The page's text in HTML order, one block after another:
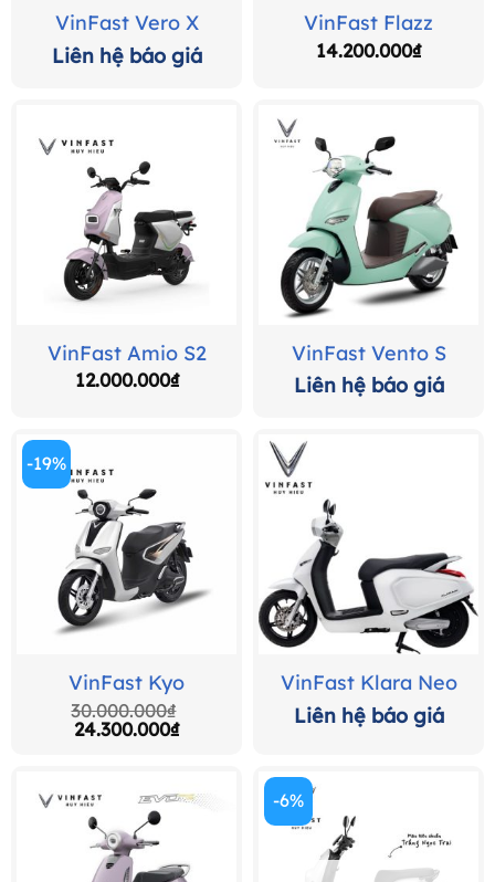
VinFast Vero X VinFast Flazz
14.200.000₫
VinFast Amio S2
12.000.000₫
VinFast Vento S
-19%
VinFast Kyo
30.000.000₫
Giá
24.300.000₫Giá
24.300.000₫.
VinFast Klara Neo
-6%